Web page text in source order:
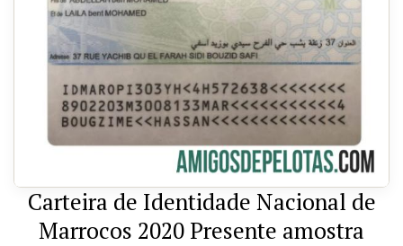
Carteira de Identidade Nacional de
Marrocos 2020 Presente amostra